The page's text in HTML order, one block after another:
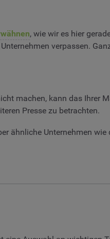
, wie wir es hier
verpassen.
machen, kann das Ihrer
Presse zu betrachten.
ähnliche Unternehmen